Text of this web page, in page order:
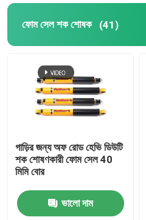
ফোম সেল শক শোষক (41)
গাড়ির জন্য অফ রোড হেভি ডিউটি ​​
শক শোষণকারী ফোম সেল 40
মিমি বোর
ভালো দাম